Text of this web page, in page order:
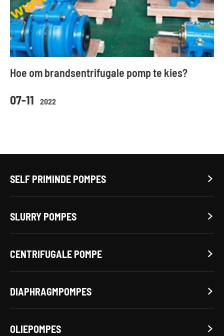
07-11 2022
Hoe om brandsentrifugale pomp te kies?
SELF PRIMINDE POMPES 
SLURRY POMPES 
CENTRIFUGALE POMPE 
DIAPHRAGMPOMPES 
OLIEPOMPES 